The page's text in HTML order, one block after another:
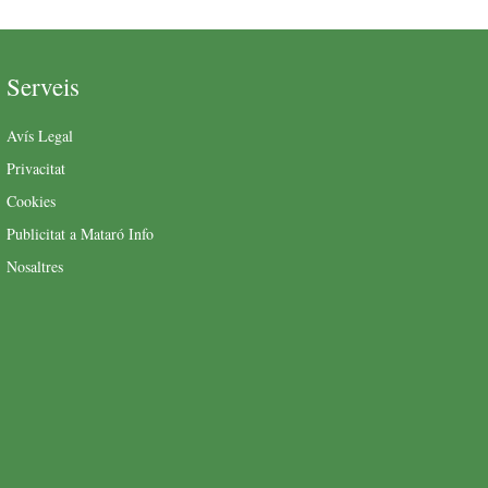
Serveis
Avís Legal
Privacitat
Cookies
Publicitat a Mataró Info
Nosaltres